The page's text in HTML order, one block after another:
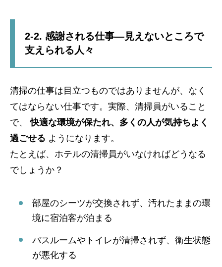
2-2. 感謝される仕事—見えないところで
支えられる人々
清掃の仕事は目立つものではありませんが、なく
てはならない仕事です。実際、清掃員がいること
で、快適な環境が保たれ、多くの人が気持ちよく
過ごせる ようになります。
たとえば、ホテルの清掃員がいなければどうなる
でしょうか？
部屋のシーツが交換されず、汚れたままの環
境に宿泊客が泊まる
バスルームやトイレが清掃されず、衛生状態
が悪化する